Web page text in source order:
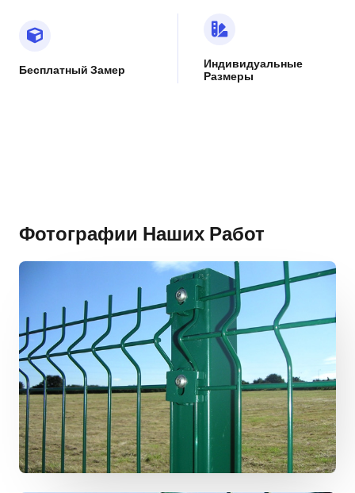
Бесплатный Замер
Индивидуальные
Размеры
Фотографии Наших Работ